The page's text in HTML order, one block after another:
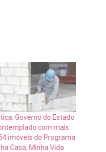
Governo do Estado
com mais
imóveis do Programa
Casa, Minha Vida